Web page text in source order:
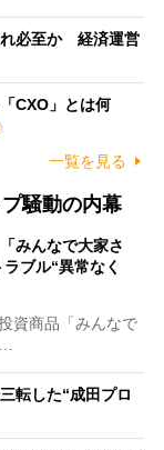
れ必至か 経済運営
CXO」とは何
一覧を見る
騒動の内幕
みんなで大家さ
ブル“異常なく
資商品「みんなで
転した“成田プロ